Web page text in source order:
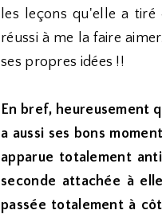
les leçons qu'elle a tiré
réussi à me la faire
ses propres idées !!
En bref, heureusement
a aussi ses bons
apparue totalement
seconde attachée à
passée totalement à